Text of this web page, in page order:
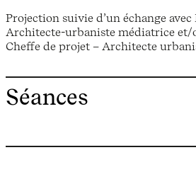
Projection suivie d’un échange
Architecte-urbaniste médiatrice et/
Cheffe de projet – Architecte
Séances